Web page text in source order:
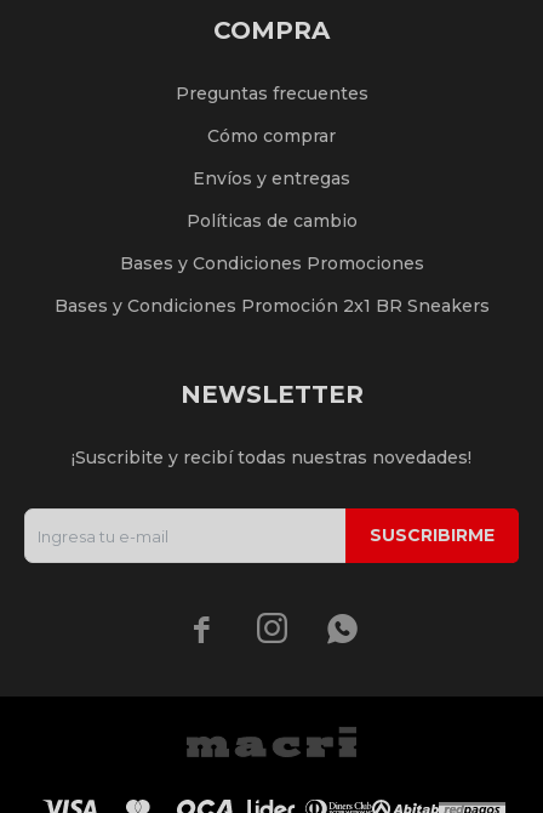
COMPRA
Preguntas frecuentes
Cómo comprar
Envíos y entregas
Políticas de cambio
Bases y Condiciones Promociones
Bases y Condiciones Promoción 2x1 BR Sneakers
NEWSLETTER
¡Suscribite y recibí todas nuestras novedades!
SUSCRIBIRME
  